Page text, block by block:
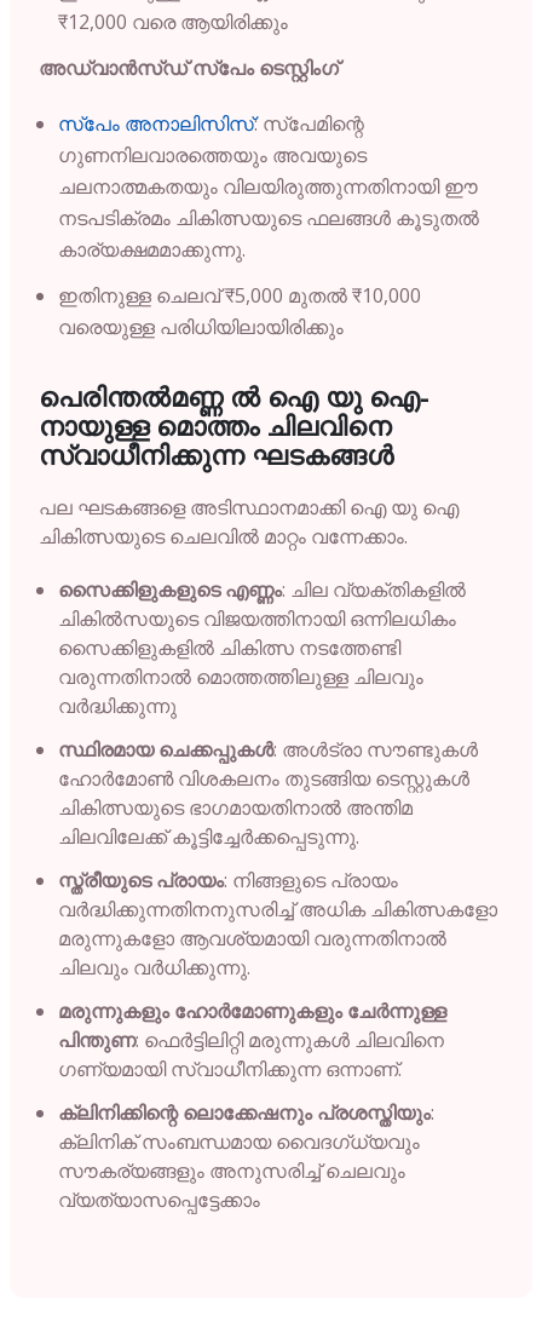
₹12,000 വരെ ആയിരിക്കും
അഡ്വാൻസ്ഡ് സ്പേം ടെസ്റ്റിംഗ്
സ്പേം അനാലിസിസ്: സ്പേമിന്റെ
ഗുണനിലവാരത്തെയും അവയുടെ
ചലനാത്മകതയും വിലയിരുത്തുന്നതിനായി ഈ
നടപടിക്രമം ചികിത്സയുടെ ഫലങ്ങൾ കൂടുതൽ
കാര്യക്ഷമമാക്കുന്നു.
ഇതിനുള്ള ചെലവ് ₹5,000 മുതൽ ₹10,000
വരെയുള്ള പരിധിയിലായിരിക്കും
പെരിന്തൽമണ്ണ ൽ ഐ യു ഐ-
നായുള്ള മൊത്തം ചിലവിനെ
സ്വാധീനിക്കുന്ന ഘടകങ്ങൾ
പല ഘടകങ്ങളെ അടിസ്ഥാനമാക്കി ഐ യു ഐ
ചികിത്സയുടെ ചെലവിൽ മാറ്റം വന്നേക്കാം.
സൈക്കിളുകളുടെ എണ്ണം: ചില വ്യക്തികളിൽ
ചികിൽസയുടെ വിജയത്തിനായി ഒന്നിലധികം
സൈക്കിളുകളിൽ ചികിത്സ നടത്തേണ്ടി
വരുന്നതിനാൽ മൊത്തത്തിലുള്ള ചിലവും
വർദ്ധിക്കുന്നു
സ്ഥിരമായ ചെക്കപ്പുകൾ: അൾട്രാ സൗണ്ടുകൾ
ഹോർമോൺ വിശകലനം തുടങ്ങിയ ടെസ്റ്റുകൾ
ചികിത്സയുടെ ഭാഗമായതിനാൽ അന്തിമ
ചിലവിലേക്ക് കൂട്ടിച്ചേർക്കപ്പെടുന്നു.
സ്ത്രീയുടെ പ്രായം: നിങ്ങളുടെ പ്രായം
വർദ്ധിക്കുന്നതിനനുസരിച്ച് അധിക ചികിത്സകളോ
മരുന്നുകളോ ആവശ്യമായി വരുന്നതിനാൽ
ചിലവും വർധിക്കുന്നു.
മരുന്നുകളും ഹോർമോണുകളും ചേർന്നുള്ള
പിന്തുണ: ഫെർട്ടിലിറ്റി മരുന്നുകൾ ചിലവിനെ
ഗണ്യമായി സ്വാധീനിക്കുന്ന ഒന്നാണ്.
ക്ലിനിക്കിന്റെ ലൊക്കേഷനും പ്രശസ്തിയും:
ക്ലിനിക് സംബന്ധമായ വൈദഗ്ധ്യവും
സൗകര്യങ്ങളും അനുസരിച്ച് ചെലവും
വ്യത്യാസപ്പെട്ടേക്കാം